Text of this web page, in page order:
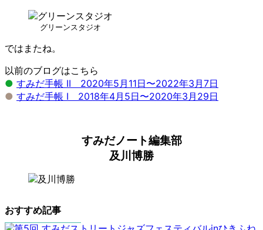
グリーンスタジオ
ではまたね。
以前のブログはこちら
● すみだ手帳 II 2020年5月11日〜2022年3月7日
● すみだ手帳 I 2018年4月5日〜2020年3月29日
すみだノート編集部
及川博勝
おすすめ記事